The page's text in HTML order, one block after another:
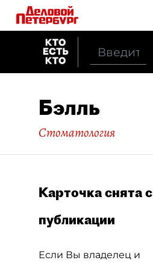
Бэлль
Стоматология
Карточка снята с
публикации
Если Вы владелец и